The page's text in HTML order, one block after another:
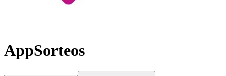
AppSorteos